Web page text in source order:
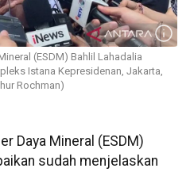
(ESDM) Bahlil Lahadalia
Istana Kepresidenan, Jakarta,
Rochman)
Daya Mineral (ESDM)
sudah menjelaskan